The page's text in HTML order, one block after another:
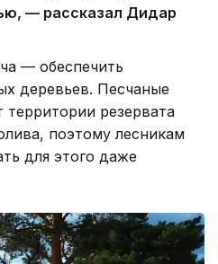
— рассказал Дидар
— обеспечить
деревьев. Песчаные
резервата
поэтому лесникам
для этого даже